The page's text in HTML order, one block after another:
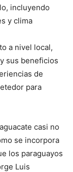
incluyendo
y clima
a nivel local,
sus beneficios
de
para
casi no
se incorpora
los paraguayos
Luis